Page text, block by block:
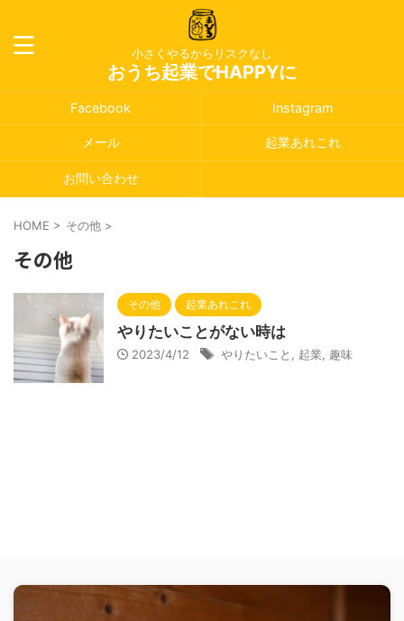
小さくやるからリスクなし
おうち起業でHAPPYに
Facebook Instagram
メール 起業あれこれ
お問い合わせ
HOME > その他 >
その他
その他 起業あれこれ
やりたいことがない時は
2023/4/12 やりたいこと 起業 趣味